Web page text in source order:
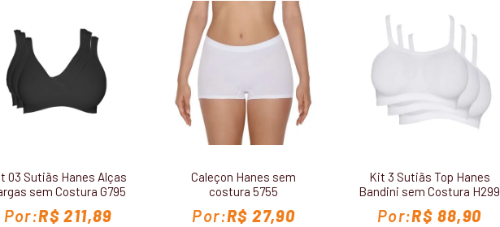
03 Sutiãs Hanes Alças
sem Costura G795
R$ 211,89
Caleçon Hanes sem
costura 5755
R$ 27,90
Kit 3 Sutiãs Top Hanes
Bandini sem Costura H299
R$ 88,90